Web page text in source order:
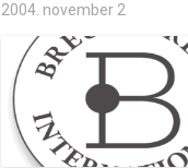
2004. november 2